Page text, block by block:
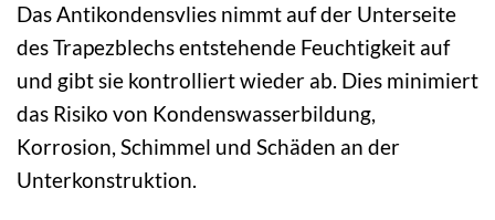
Das Antikondensvlies nimmt auf der Unterseite
des Trapezblechs entstehende Feuchtigkeit auf
und gibt sie kontrolliert wieder ab. Dies minimiert
das Risiko von Kondenswasserbildung,
Korrosion, Schimmel und Schäden an der
Unterkonstruktion.